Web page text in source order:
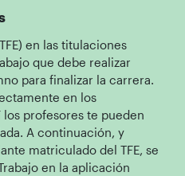
en las titulaciones
que debe realizar
para finalizar la carrera.
en los
profesores te pueden
A continuación, y
matriculado del TFE, se
en la aplicación